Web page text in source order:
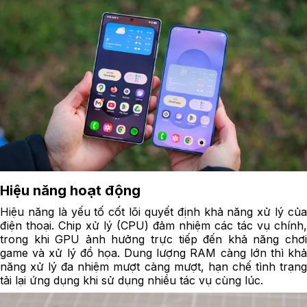
Hiệu năng hoạt động
Hiệu năng là yếu tố cốt lõi quyết định khả năng xử lý của
điện thoại. Chip xử lý (CPU) đảm nhiệm các tác vụ chính,
trong khi GPU ảnh hưởng trực tiếp đến khả năng chơi
game và xử lý đồ họa. Dung lượng RAM càng lớn thì khả
năng xử lý đa nhiệm mượt càng mượt, hạn chế tình trạng
tải lại ứng dụng khi sử dụng nhiều tác vụ cùng lúc.